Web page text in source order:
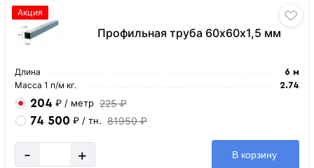
Профильная труба 60х60х1,5 мм
Акция
Длина 6 м
Масса 1 п/м кг. 2.74
204 ₽ / метр 225 ₽
74 500 ₽ / тн. 81950 ₽
- + В корзину